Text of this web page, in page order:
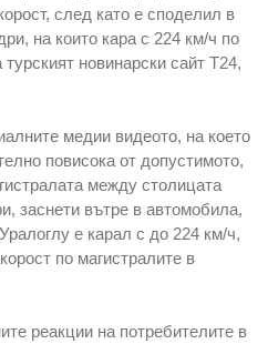
след като е споделил в
на които кара с 224 км/ч по
новинарски сайт Т24,
медии видеото, на което
повисока от допустимото,
между столицата
заснети вътре в автомобила,
е карал с до 224 км/ч,
по магистралите в
реакции на потребителите в